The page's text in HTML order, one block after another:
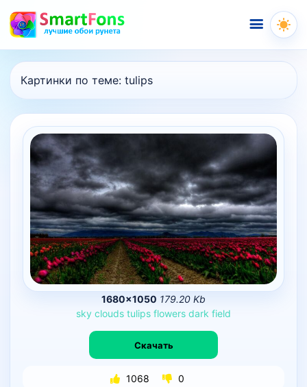
Меню
Картинки по теме: tulips
1680×1050 179.20 Kb
sky clouds tulips flowers dark field
Скачать
1068 0